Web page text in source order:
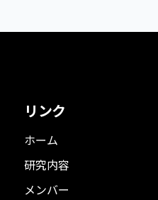
リンク
ホーム
研究内容
メンバー